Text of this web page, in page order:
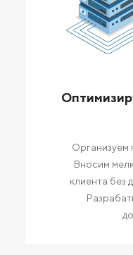
Организуем
Вносим
клиента без